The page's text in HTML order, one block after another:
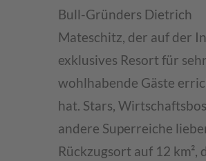
Bull-Gründers Dietrich
Mateschitz, der auf der
exklusives Resort für sehr
wohlhabende Gäste
hat. Stars,
andere Superreiche
Rückzugsort auf 12 km²,